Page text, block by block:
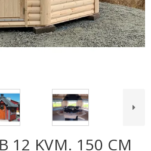
12 KVM. 150 CM